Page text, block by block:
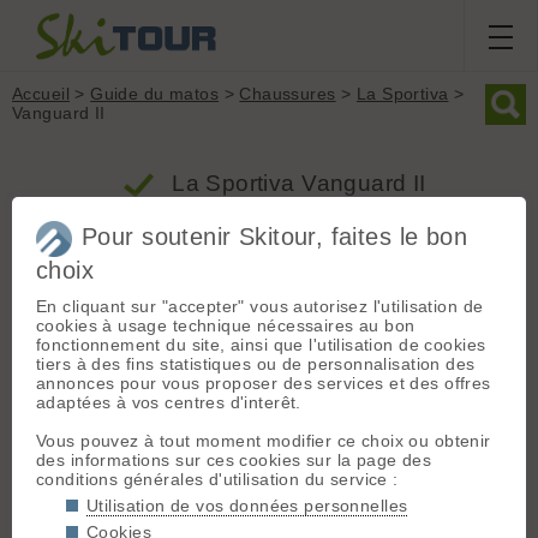
Accueil > Guide du matos > Chaussures > La Sportiva >
Vanguard II
La Sportiva Vanguard II
Produit
Groupe : Chaussures
Marque : La Sportiva
Modèle : Vanguard II
Type : Léger
Poids (la paire) : 2980 grammes
Flex : 63
Inserts : Oui
Prix indicatif : 669.00 € - Produit commercialisé depuis la
saison 2017/2018
Pour soutenir Skitour, faites le bon
choix
En cliquant sur "accepter" vous autorisez l'utilisation de
cookies à usage technique nécessaires au bon
fonctionnement du site, ainsi que l'utilisation de cookies
tiers à des fins statistiques ou de personnalisation des
annonces pour vous proposer des services et des offres
adaptées à vos centres d'interêt.
Vous pouvez à tout moment modifier ce choix ou obtenir
des informations sur ces cookies sur la page des
conditions générales d'utilisation du service :
Utilisation de vos données personnelles
Cookies